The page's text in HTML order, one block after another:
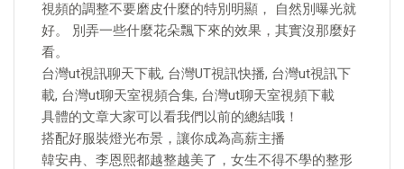
視頻的調整不要磨皮什麼的特別明顯， 自然別曝光就
好。 別弄一些什麼花朵飄下來的效果，其實沒那麼好
看。
台灣ut視訊聊天下載, 台灣UT視訊快播, 台灣ut視訊下
載, 台灣ut聊天室視頻合集, 台灣ut聊天室視頻下載
具體的文章大家可以看我們以前的總結哦！
搭配好服裝燈光布景，讓你成為高薪主播
韓安冉、李恩熙都越整越美了，女生不得不學的整形